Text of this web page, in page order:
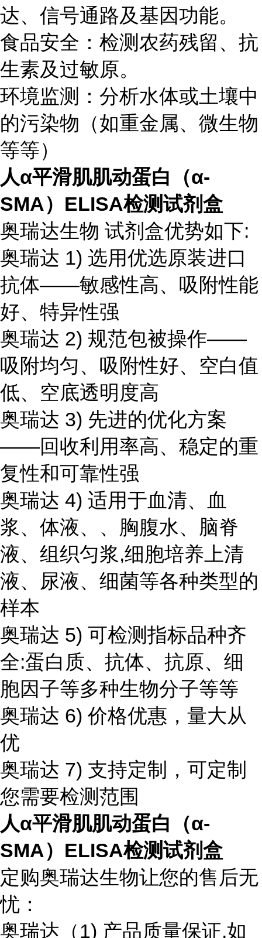
达、信号通路及基因功能。
食品安全：检测农药残留、抗
生素及过敏原。
环境监测：分析水体或土壤中
的污染物（如重金属、微生物
等等）
人α平滑肌肌动蛋白（α-
SMA）ELISA检测试剂盒
奥瑞达生物 试剂盒优势如下:
奥瑞达 1) 选用优选原装进口
抗体——敏感性高、吸附性能
好、特异性强
奥瑞达 2) 规范包被操作——
吸附均匀、吸附性好、空白值
低、空底透明度高
奥瑞达 3) 先进的优化方案
——回收利用率高、稳定的重
复性和可靠性强
奥瑞达 4) 适用于血清、血
浆、体液、、胸腹水、脑脊
液、组织匀浆,细胞培养上清
液、尿液、细菌等各种类型的
样本
奥瑞达 5) 可检测指标品种齐
全:蛋白质、抗体、抗原、细
胞因子等多种生物分子等等
奥瑞达 6) 价格优惠，量大从
优
奥瑞达 7) 支持定制，可定制
您需要检测范围
人α平滑肌肌动蛋白（α-
SMA）ELISA检测试剂盒
定购奥瑞达生物让您的售后无
忧：
奥瑞达（1) 产品质量保证,如